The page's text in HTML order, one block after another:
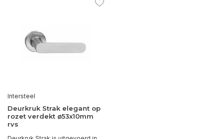
Intersteel
Deurkruk Strak elegant op
rozet verdekt ø53x10mm
rvs